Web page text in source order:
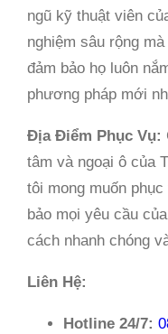
ngũ kỹ thuật viên
nghiệm sâu rộng
đảm bảo họ luôn
phương pháp mới
Địa Điểm Phục Vụ:
tâm và ngoại ô của
tôi mong muốn
bảo mọi yêu cầu
cách nhanh chóng
Liên Hệ:
Hotline 24/7: